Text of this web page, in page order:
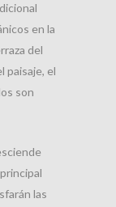
en la
del
paisaje, el
son
las